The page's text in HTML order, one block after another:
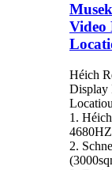
Video
Héich
Display
1.
2.